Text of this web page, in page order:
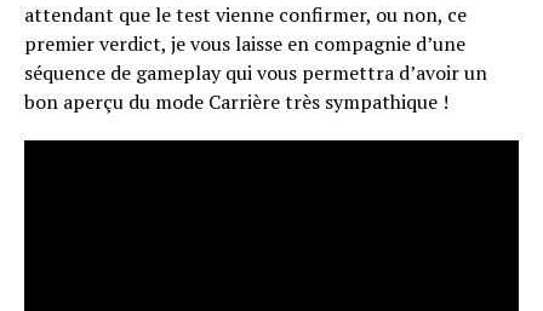
attendant que le test vienne confirmer, ou non, ce
premier verdict, je vous laisse en compagnie d’une
séquence de gameplay qui vous permettra d’avoir un
bon aperçu du mode Carrière très sympathique !